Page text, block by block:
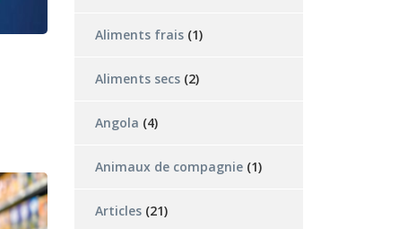
Aliments frais (1)
Aliments secs (2)
Angola (4)
Animaux de compagnie (1)
Articles (21)